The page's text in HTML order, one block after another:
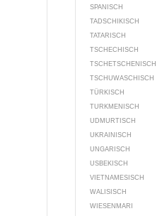
SPANISCH
TADSCHIKISCH
TATARISCH
TSCHECHISCH
TSCHETSCHENISCH
TSCHUWASCHISCH
TÜRKISCH
TURKMENISCH
UDMURTISCH
UKRAINISCH
UNGARISCH
USBEKISCH
VIETNAMESISCH
WALISISCH
WIESENMARI